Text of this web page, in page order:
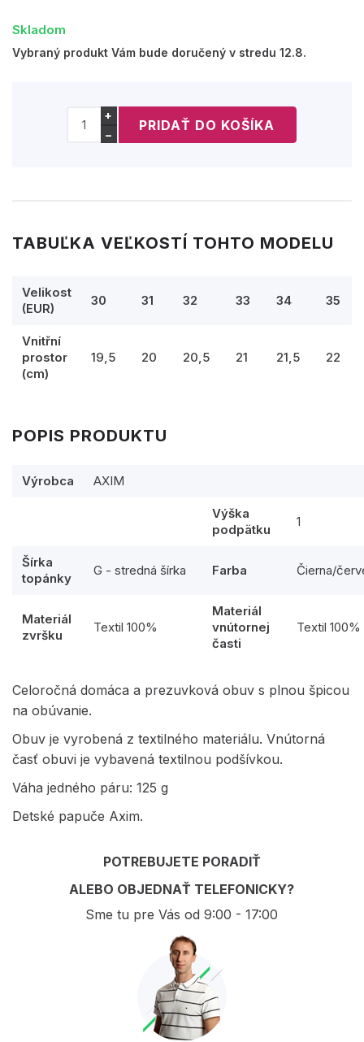
Skladom
Vybraný produkt Vám bude doručený v stredu 12.8.
+
−
TABUĽKA VEĽKOSTÍ TOHTO MODELU
Velikost
(EUR)
30 31 32 33 34 35
Vnitřní
prostor
(cm)
19,5 20 20,5 21 21,5 22
POPIS PRODUKTU
Výrobca AXIM
Výška
podpätku
1
Šírka
topánky
G - stredná šírka Farba Čierna/
Materiál
zvršku
Textil 100%
Materiál
vnútornej
časti
Textil 100%
Celoročná domáca a prezuvková obuv s plnou špicou
na obúvanie.
Obuv je vyrobená z textilného materiálu. Vnútorná
časť obuvi je vybavená textilnou podšívkou.
Váha jedného páru: 125 g
Detské papuče Axim.
POTREBUJETE PORADIŤ
ALEBO OBJEDNAŤ TELEFONICKY?
Sme tu pre Vás od 9:00 - 17:00